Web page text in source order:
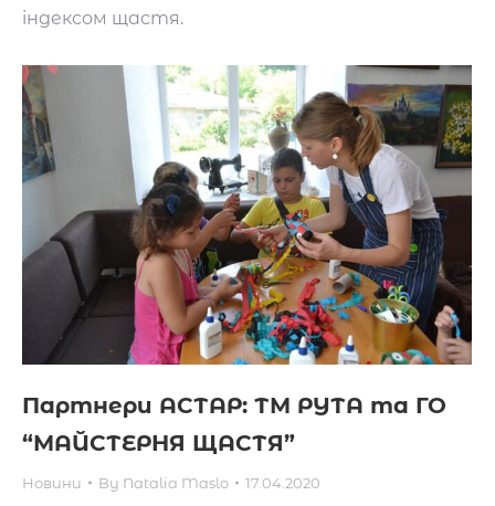
індексом щастя.
Партнери АСТАР: ТМ РУТА та ГО
“МАЙСТЕРНЯ ЩАСТЯ”
Новини By Natalia Maslo 17.04.2020